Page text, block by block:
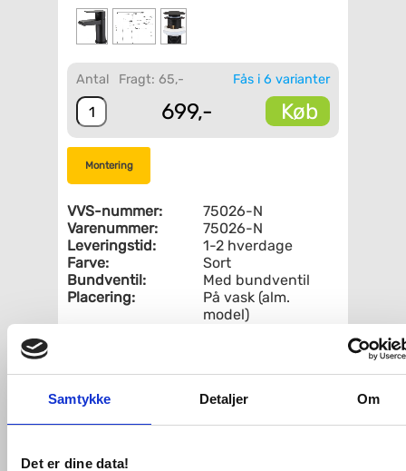
Samtykke Detaljer Om
Det er dine data!
Fås i 6 varianter
Antal Fragt: 65,-
699,- Køb
Montering
VVS-nummer:
75026-N
Varenummer:
75026-N
Leveringstid:
1-2 hverdage
Farve:
Sort
Bundventil:
Med bundventil
Placering:
På vask (alm.
model)
Fri fragt fra 4.995,-
Nortiq håndvaskarmatur m/bundventil
Elegant Nortiq armatur til håndvask